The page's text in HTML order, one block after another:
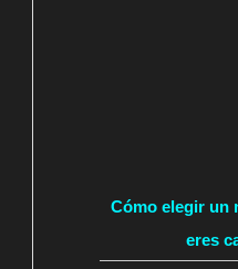
Cómo elegir un
eres